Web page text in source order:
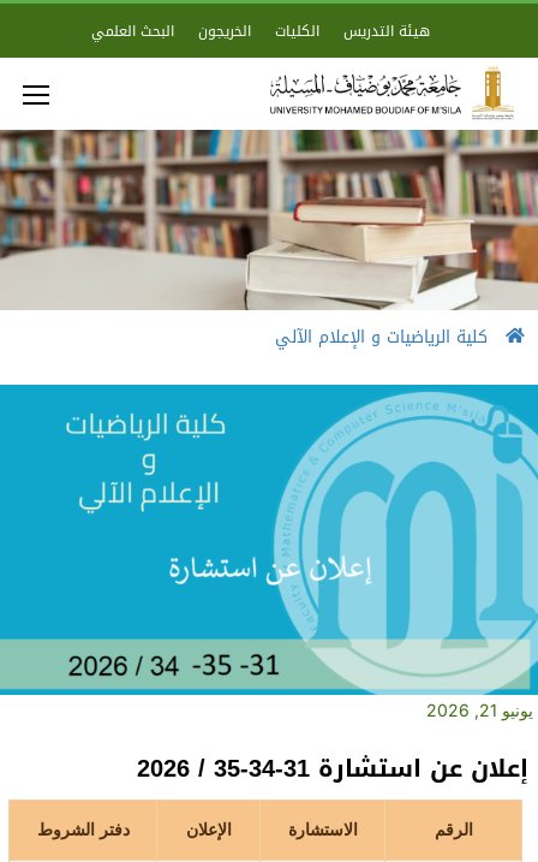
هيئة التدريس الكليات الخريجون البحث العلمي
كلية الرياضيات و الإعلام الآلي
يونيو 21, 2026
إعلان عن استشارة 31-34-35 / 2026
الرقم الاستشارة الإعلان دفتر الشروط